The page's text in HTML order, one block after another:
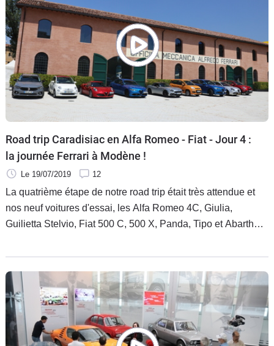
Road trip Caradisiac en Alfa Romeo - Fiat - Jour 4 :
la journée Ferrari à Modène !
Le 19/07/2019 12
La quatrième étape de notre road trip était très attendue et
nos neuf voitures d'essai, les Alfa Romeo 4C, Giulia,
Guilietta Stelvio, Fiat 500 C, 500 X, Panda, Tipo et Abarth
plus prestigieuse du monde, Ferrari.